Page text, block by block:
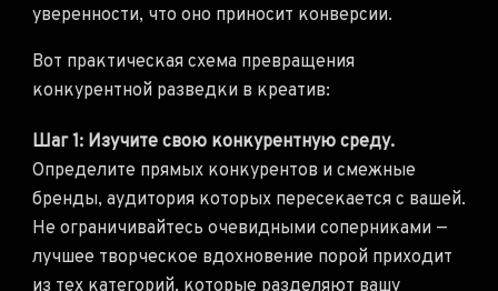
уверенности, что оно приносит конверсии.
Вот практическая схема превращения
конкурентной разведки в креатив:
Шаг 1: Изучите свою конкурентную среду.
Определите прямых конкурентов и смежные
бренды, аудитория которых пересекается с вашей.
Не ограничивайтесь очевидными соперниками —
лучшее творческое вдохновение порой приходит